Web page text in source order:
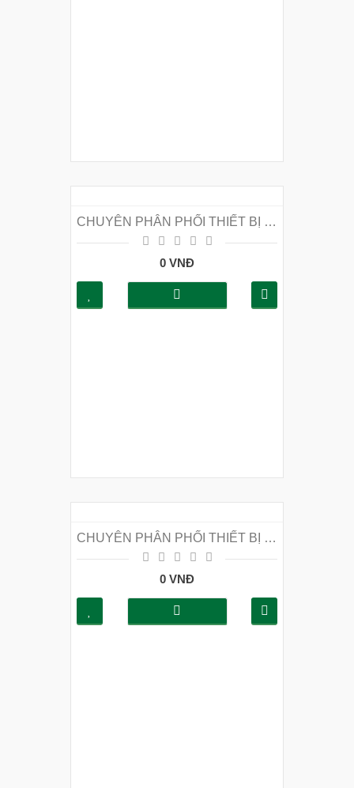
CHUYÊN PHÂN PHỐI THIẾT BỊ PCCC GIÁ RẺ TẠI QUẬN CẦU GIẤY
0 VNĐ
CHUYÊN PHÂN PHỐI THIẾT BỊ PCCC GIÁ RẺ TẠI QUẬN CẦU GIẤY
0 VNĐ